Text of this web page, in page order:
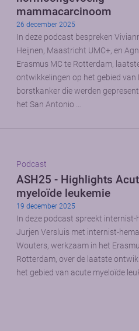
mammacarcinoom
26 december 2025
In deze podcast bespreken
Heijnen, Maastricht UMC+, en
Erasmus MC te Rotterdam,
ontwikkelingen op het gebied van
borstkanker die werden
het San Antonio …
Podcast
ASH25 - Highlights
myeloïde leukemie
19 december 2025
In deze podcast spreekt
Jurjen Versluis met internist-
Wouters, werkzaam in het
Rotterdam, over de laatste
het gebied van acute myeloïde